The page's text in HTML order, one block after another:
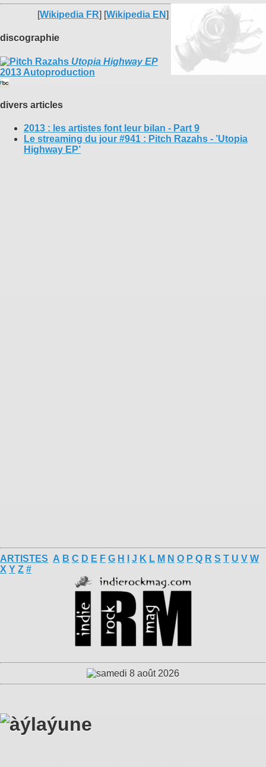
[Wikipedia FR] [Wikipedia EN]
discographie
Utopia Highway EP
2013 Autoproduction
divers articles
2013 : les artistes font leur bilan - Part 9
Le streaming du jour #941 : Pitch Razahs - ’Utopia
Highway EP’
ARTISTES A B C D E F G H J K L M N O P Q R S T U V W
X Y Z #